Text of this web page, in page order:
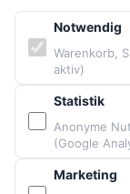
PARTNER &
Vittorazi Motoren
Airconception
Apco Aviation
Ozone
Dudek
Notwendig
Warenkorb,
aktiv)
Statistik
Anonyme
(Google
Marketing